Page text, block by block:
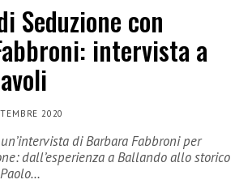
Seduzione con
intervista a
2020
di Barbara Fabbroni per
dall’esperienza a Ballando allo storico